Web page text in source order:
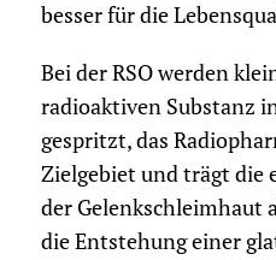
besser für die
Bei der RSO werden
radioaktiven Substanz
gespritzt, das
Zielgebiet und trägt die
der Gelenkschleimhaut
die Entstehung einer